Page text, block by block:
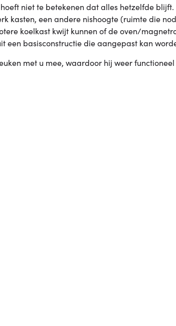
niet te betekenen dat alles hetzelfde
kasten, een andere nishoogte (ruimte die
koelkast kwijt kunnen of de oven/
een basisconstructie die aangepast kan
met u mee, waardoor hij weer